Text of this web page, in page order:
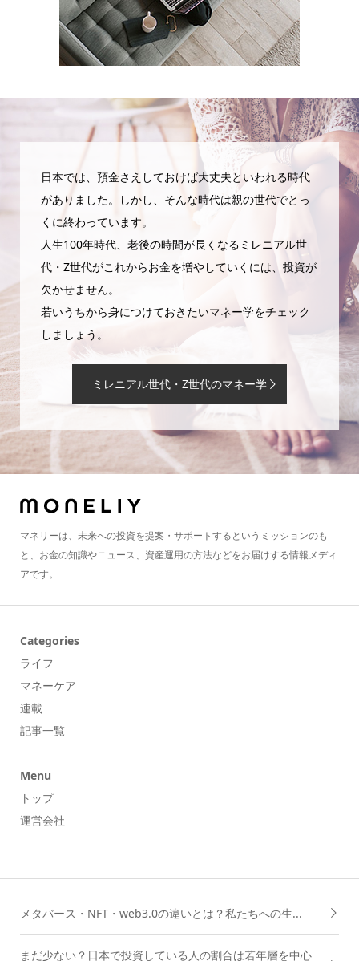
日本では、預金さえしておけば大丈夫といわれる時代
がありました。しかし、そんな時代は親の世代でとっ
くに終わっています。
人生100年時代、老後の時間が長くなるミレニアル世
代・Z世代がこれからお金を増やしていくには、投資が
欠かせません。
若いうちから身につけておきたいマネー学をチェック
しましょう。
ミレニアル世代・Z世代のマネー学
マネリーは、未来への投資を提案・サポートするというミッションのも
と、お金の知識やニュース、資産運用の方法などをお届けする情報メディ
アです。
Categories
ライフ
マネーケア
連載
記事一覧
Menu
トップ
運営会社
メタバース・NFT・web3.0の違いとは？私たちへの生...
まだ少ない？日本で投資している人の割合は若年層を中心